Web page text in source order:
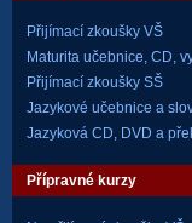
Přijímací zkoušky VŠ
Maturita učebnice, CD,
Přijímací zkoušky SŠ
Jazykové učebnice a
Jazyková CD, DVD a
Přípravné kurzy